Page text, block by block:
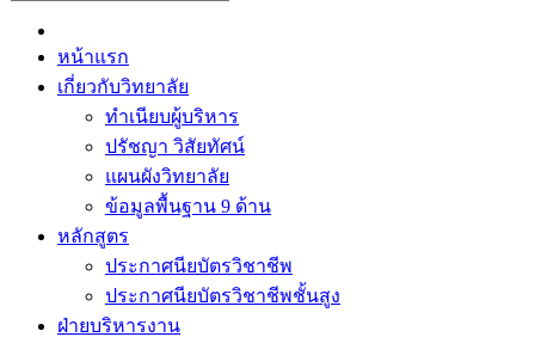
หน้าแรก
เกี่ยวกับวิทยาลัย
ทำเนียบผู้บริหาร
ปรัชญา วิสัยทัศน์
แผนผังวิทยาลัย
ข้อมูลพื้นฐาน 9 ด้าน
หลักสูตร
ประกาศนียบัตรวิชาชีพ
ประกาศนียบัตรวิชาชีพชั้นสูง
ฝ่ายบริหารงาน